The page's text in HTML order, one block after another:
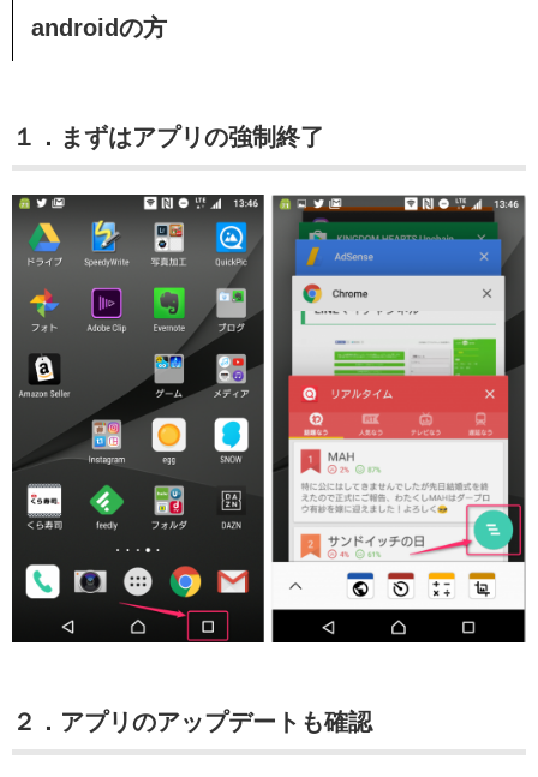
androidの方
１．まずはアプリの強制終了
２．アプリのアップデートも確認